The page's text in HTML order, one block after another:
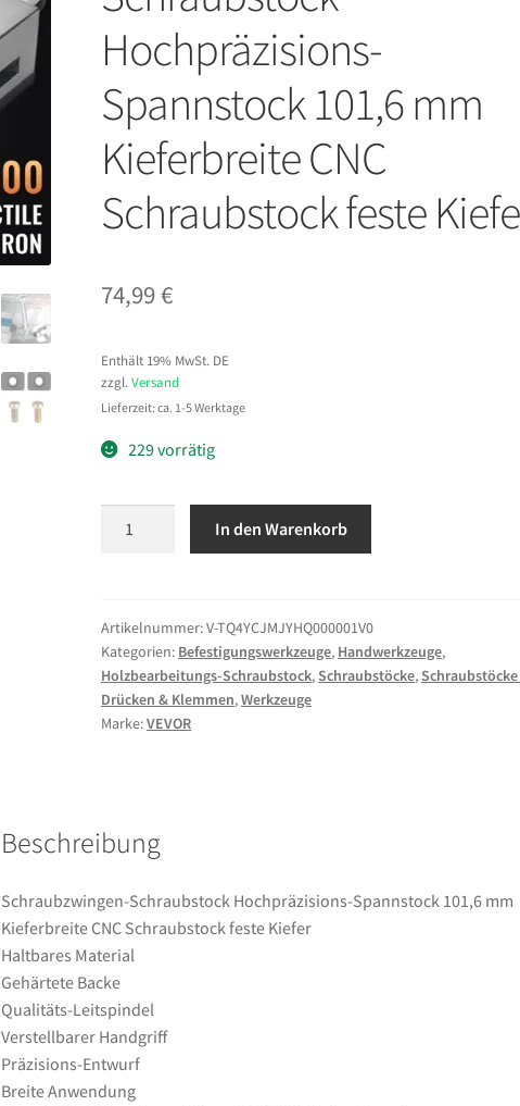
Hochpräzisions-
Spannstock 101,6 mm
Kieferbreite CNC
Schraubstock feste
74,99€
Enthält 19% MwSt. DE
zzgl.Versand
Lieferzeit: ca. 1-5 Werktage
229 vorrätig
Spannstock
101,6
mm
Kieferbreite
CNC
Menge
In den Warenkorb
Artikelnummer:V-TQ4YCJMJYHQ000001V0
Kategorien: Befestigungswerkzeuge, Handwerkzeuge,
Holzbearbeitungs-Schraubstock,Schraubstöcke,
Drücken & Klemmen,Werkzeuge
Marke:VEVOR
Beschreibung
Schraubzwingen-Schraubstock Hochpräzisions-Spannstock 101,6 mm
Kieferbreite CNC Schraubstock feste Kiefer
Haltbares Material
Gehärtete Backe
Qualitäts-Leitspindel
Verstellbarer Handgriff
Präzisions-Entwurf
Breite Anwendung